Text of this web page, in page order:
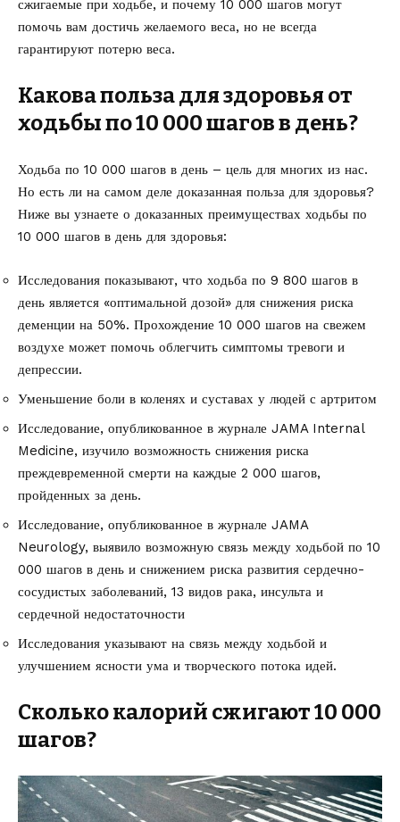
сжигаемые при ходьбе, и почему 10 000 шагов могут
помочь вам достичь желаемого веса, но не всегда
гарантируют потерю веса.
Какова польза для здоровья от
ходьбы по 10 000 шагов в день?
Ходьба по 10 000 шагов в день – цель для многих из нас.
Но есть ли на самом деле доказанная польза для здоровья?
Ниже вы узнаете о доказанных преимуществах ходьбы по
10 000 шагов в день для здоровья:
Исследования показывают, что ходьба по 9 800 шагов в
день является «оптимальной дозой» для снижения риска
деменции на 50%. Прохождение 10 000 шагов на свежем
воздухе может помочь облегчить симптомы тревоги и
депрессии.
Уменьшение боли в коленях и суставах у людей с артритом
Исследование, опубликованное в журнале JAMA Internal
Medicine, изучило возможность снижения риска
преждевременной смерти на каждые 2 000 шагов,
пройденных за день.
Исследование, опубликованное в журнале JAMA
Neurology, выявило возможную связь между ходьбой по 10
000 шагов в день и снижением риска развития сердечно-
сосудистых заболеваний, 13 видов рака, инсульта и
сердечной недостаточности
Исследования указывают на связь между ходьбой и
улучшением ясности ума и творческого потока идей.
Сколько калорий сжигают 10 000
шагов?